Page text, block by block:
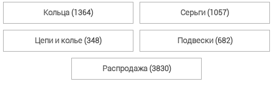
Кольца (1364) Серьги (1057)
Цепи и колье (348) Подвески (682)
Распродажа (3830)